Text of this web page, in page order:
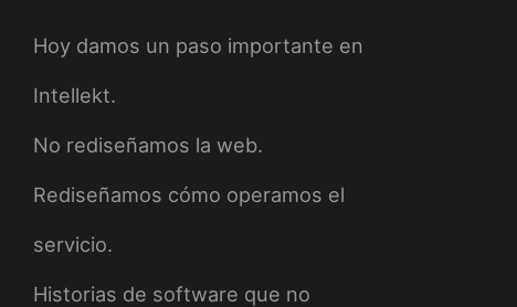
Hoy damos un paso importante en
Intellekt.
No rediseñamos la web.
Rediseñamos cómo operamos el
servicio.
Historias de software que no